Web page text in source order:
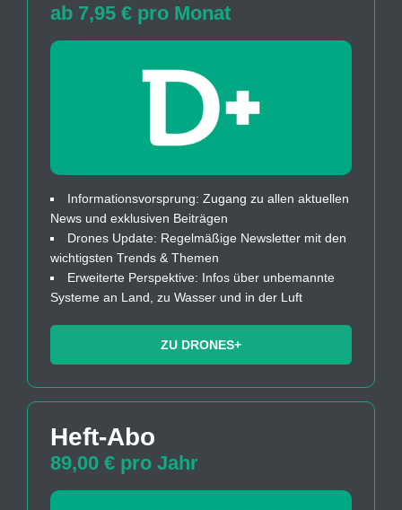
ab 7,95 € pro Monat
Informationsvorsprung: Zugang zu allen aktuellen
News und exklusiven Beiträgen
Drones Update: Regelmäßige Newsletter mit den
wichtigsten Trends & Themen
Erweiterte Perspektive: Infos über unbemannte
Systeme an Land, zu Wasser und in der Luft
ZU DRONES+
Heft-Abo
89,00 € pro Jahr